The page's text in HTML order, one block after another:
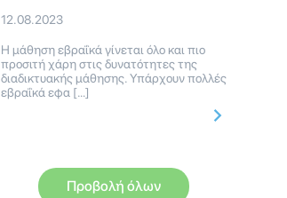
12.08.2023
Η μάθηση εβραΐκά γίνεται όλο και πιο
προσιτή χάρη στις δυνατότητες της
διαδικτυακής μάθησης. Υπάρχουν πολλές
εβραΐκά εφα […]
Προβολή όλων